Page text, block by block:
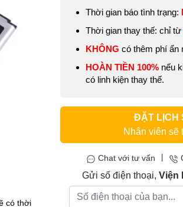
có thời
Thời gian báo tình trạng:
Thời gian thay thế: chỉ từ
KHÔNG có thêm phí ẩn
HOÀN TIỀN 100% nếu
có linh kiện thay thế.
ĐẶT LỊCH
Nhân viên sẽ
Chat với tư vấn
Gửi số điện thoại, Viện